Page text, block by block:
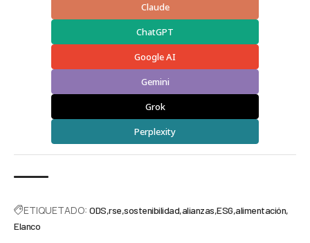
Claude
ChatGPT
Google AI
Gemini
Grok
Perplexity
ETIQUETADO: ODS rse sostenibilidad alianzas ESG alimentación
Elanco